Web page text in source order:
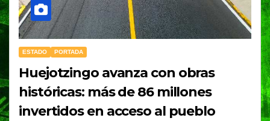
ESTADO PORTADA
Huejotzingo avanza con obras
históricas: más de 86 millones
invertidos en acceso al pueblo